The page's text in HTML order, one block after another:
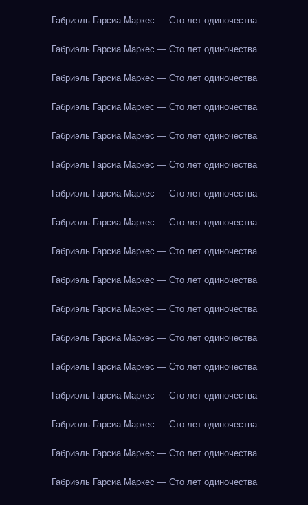
Габриэль Гарсиа Маркес — Сто лет одиночества
Габриэль Гарсиа Маркес — Сто лет одиночества
Габриэль Гарсиа Маркес — Сто лет одиночества
Габриэль Гарсиа Маркес — Сто лет одиночества
Габриэль Гарсиа Маркес — Сто лет одиночества
Габриэль Гарсиа Маркес — Сто лет одиночества
Габриэль Гарсиа Маркес — Сто лет одиночества
Габриэль Гарсиа Маркес — Сто лет одиночества
Габриэль Гарсиа Маркес — Сто лет одиночества
Габриэль Гарсиа Маркес — Сто лет одиночества
Габриэль Гарсиа Маркес — Сто лет одиночества
Габриэль Гарсиа Маркес — Сто лет одиночества
Габриэль Гарсиа Маркес — Сто лет одиночества
Габриэль Гарсиа Маркес — Сто лет одиночества
Габриэль Гарсиа Маркес — Сто лет одиночества
Габриэль Гарсиа Маркес — Сто лет одиночества
Габриэль Гарсиа Маркес — Сто лет одиночества